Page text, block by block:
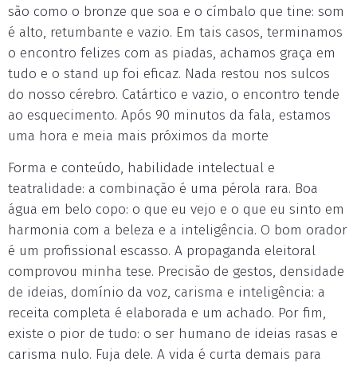
são como o bronze que soa e o címbalo que tine: som
é alto, retumbante e vazio. Em tais casos, terminamos
o encontro felizes com as piadas, achamos graça em
tudo e o stand up foi eficaz. Nada restou nos sulcos
do nosso cérebro. Catártico e vazio, o encontro tende
ao esquecimento. Após 90 minutos da fala, estamos
uma hora e meia mais próximos da morte
Forma e conteúdo, habilidade intelectual e
teatralidade: a combinação é uma pérola rara. Boa
água em belo copo: o que eu vejo e o que eu sinto em
harmonia com a beleza e a inteligência. O bom orador
é um profissional escasso. A propaganda eleitoral
comprovou minha tese. Precisão de gestos, densidade
de ideias, domínio da voz, carisma e inteligência: a
receita completa é elaborada e um achado. Por fim,
existe o pior de tudo: o ser humano de ideias rasas e
carisma nulo. Fuja dele. A vida é curta demais para